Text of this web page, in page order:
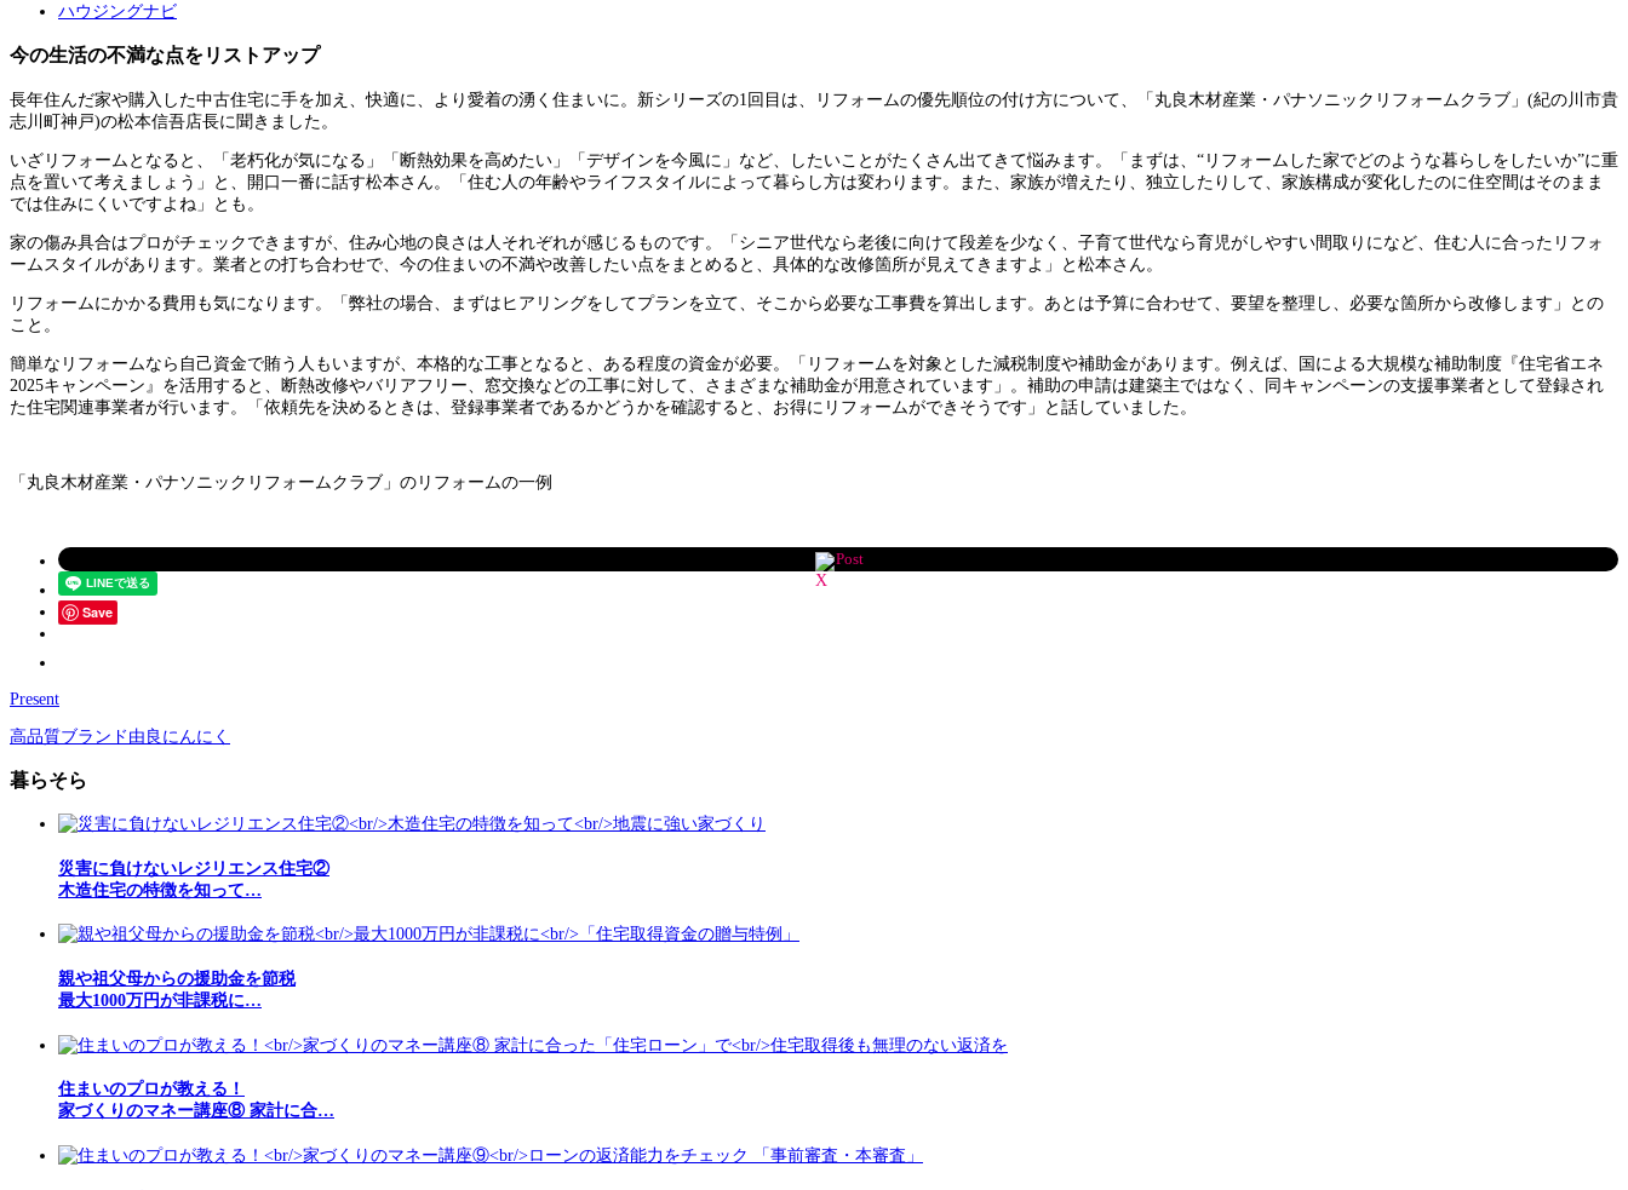
ハウジングナビ
今の生活の不満な点をリストアップ
長年住んだ家や購入した中古住宅に手を加え、快適に、より愛着の湧く住まいに。新シリーズの1回目は、リフォームの優先順位の付け方について、「丸良木材産業・パナソニックリフォームクラブ」(紀の川市貴
志川町神戸)の松本信吾店長に聞きました。
いざリフォームとなると、「老朽化が気になる」「断熱効果を高めたい」「デザインを今風に」など、したいことがたくさん出てきて悩みます。「まずは、“リフォームした家でどのような暮らしをしたいか”に重
点を置いて考えましょう」と、開口一番に話す松本さん。「住む人の年齢やライフスタイルによって暮らし方は変わります。また、家族が増えたり、独立したりして、家族構成が変化したのに住空間はそのまま
では住みにくいですよね」とも。
家の傷み具合はプロがチェックできますが、住み心地の良さは人それぞれが感じるものです。「シニア世代なら老後に向けて段差を少なく、子育て世代なら育児がしやすい間取りになど、住む人に合ったリフォ
ームスタイルがあります。業者との打ち合わせで、今の住まいの不満や改善したい点をまとめると、具体的な改修箇所が見えてきますよ」と松本さん。
リフォームにかかる費用も気になります。「弊社の場合、まずはヒアリングをしてプランを立て、そこから必要な工事費を算出します。あとは予算に合わせて、要望を整理し、必要な箇所から改修します」との
こと。
簡単なリフォームなら自己資金で賄う人もいますが、本格的な工事となると、ある程度の資金が必要。「リフォームを対象とした減税制度や補助金があります。例えば、国による大規模な補助制度『住宅省エネ
2025キャンペーン』を活用すると、断熱改修やバリアフリー、窓交換などの工事に対して、さまざまな補助金が用意されています」。補助の申請は建築主ではなく、同キャンペーンの支援事業者として登録され
た住宅関連事業者が行います。「依頼先を決めるときは、登録事業者であるかどうかを確認すると、お得にリフォームができそうです」と話していました。
「丸良木材産業・パナソニックリフォームクラブ」のリフォームの一例
Post
Save
Present
高品質ブランド由良にんにく
暮らそら
災害に負けないレジリエンス住宅②
木造住宅の特徴を知って…
親や祖父母からの援助金を節税
最大1000万円が非課税に…
住まいのプロが教える！
家づくりのマネー講座⑧ 家計に合…